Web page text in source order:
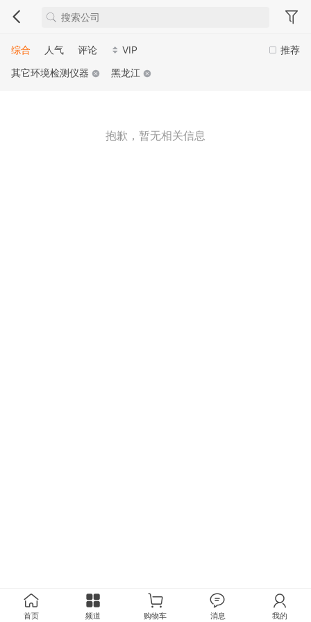
推荐
综合 人气 评论
VIP
其它环境检测仪器
黑龙江
抱歉，暂无相关信息
首页 频道 购物车 消息 我的